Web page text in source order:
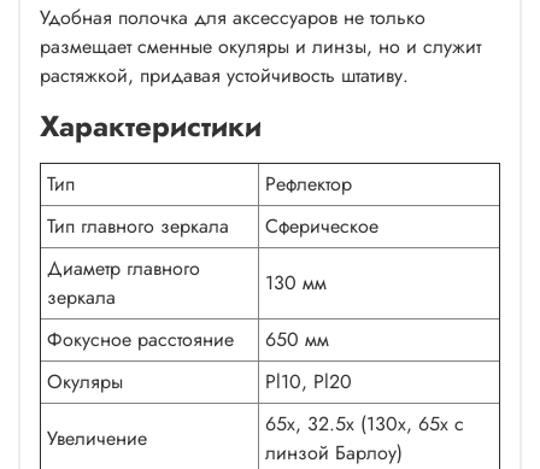
Удобная полочка для аксессуаров не только
размещает сменные окуляры и линзы, но и служит
растяжкой, придавая устойчивость штативу.
Характеристики
Тип
Рефлектор
Тип главного зеркала
Сферическое
Диаметр главного
зеркала
130 мм
Фокусное расстояние
650 мм
Окуляры
Pl10, Pl20
Увеличение
65х, 32.5х (130х, 65х с
линзой Барлоу)